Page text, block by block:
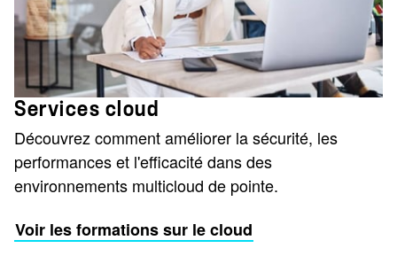
Services cloud
Découvrez comment améliorer la sécurité, les
performances et l'efficacité dans des
environnements multicloud de pointe.
Voir les formations sur le cloud